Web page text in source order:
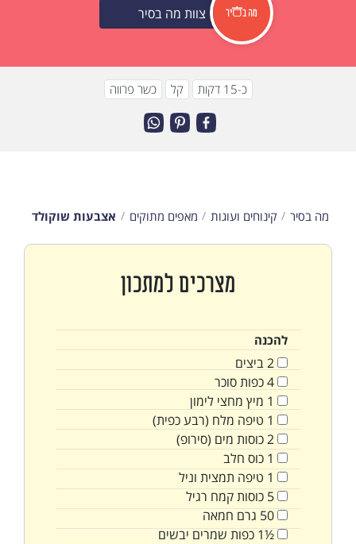
צוות מה בסיר
כ-15 דקות קל כשר פרווה
מה בסיר קינוחים ועוגות מאפים מתוקים אצבעות שוקולד
מצרכים למתכון
להכנה
2ביצים
4כפותסוכר
1 מיץ מחצי לימון
1 טיפה מלח (רבע כפית)
2כוסות מים (סירופ)
1 כוס חלב
1 טיפה תמצית וניל
5 כוסותקמח רגיל
50 גרם חמאה
½1 כפות שמרים יבשים